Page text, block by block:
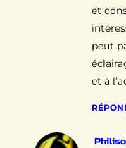
et
peut
et à